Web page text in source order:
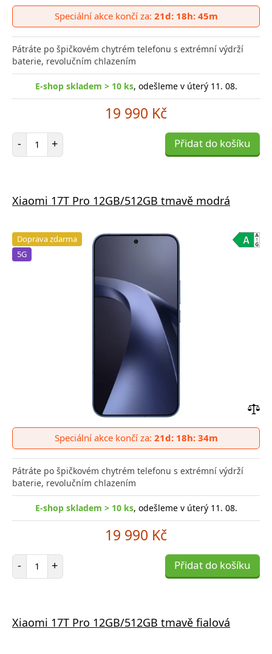
do
Speciální akce končí za: 21d: 18h: 45m
Pátráte po špičkovém chytrém telefonu s extrémní výdrží
baterie, revolučním chlazením
E-shop skladem > 10 ks, odešleme v úterý 11. 08.
19 990 Kč
- Počet položek
+ Přidat do košíku
Xiaomi 17T Pro 12GB/512GB tmavě modrá
Doprava zdarma
5G
do
Speciální akce končí za: 21d: 18h: 34m
Pátráte po špičkovém chytrém telefonu s extrémní výdrží
baterie, revolučním chlazením
E-shop skladem > 10 ks, odešleme v úterý 11. 08.
19 990 Kč
- Počet položek
+ Přidat do košíku
Xiaomi 17T Pro 12GB/512GB tmavě fialová